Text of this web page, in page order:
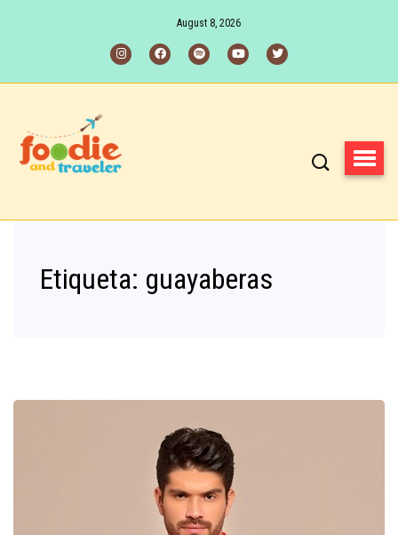
August 8, 2026
Etiqueta: guayaberas